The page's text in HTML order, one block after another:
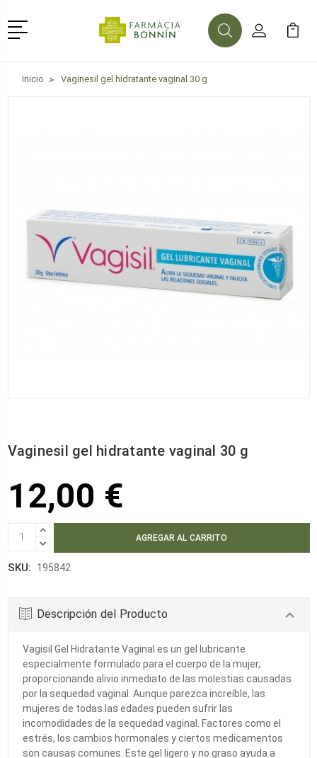
Menú
BuscarMi Cuenta
Mi
Inicio Vaginesil gel hidratante vaginal 30 g
Vaginesil gel hidratante vaginal 30 g
12,00 €
AUMENTAR
CANTIDAD:
DISMINUIR
SKU: 195842
Descripción del Producto
Vagisil Gel Hidratante Vaginal es un gel lubricante
especialmente formulado para el cuerpo de la mujer,
proporcionando alivio inmediato de las molestias causadas
por la sequedad vaginal. Aunque parezca increíble, las
mujeres de todas las edades pueden sufrir las
incomodidades de la sequedad vaginal. Factores como el
estrés, los cambios hormonales y ciertos medicamentos
son causas comunes. Este gel ligero y no graso ayuda a